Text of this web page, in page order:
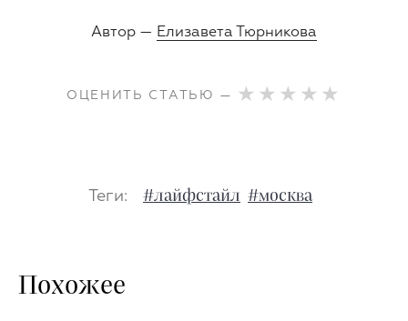
Автор — Елизавета Тюрникова
ОЦЕНИТЬ СТАТЬЮ —
Теги: #лайфстайл #москва
Похожее